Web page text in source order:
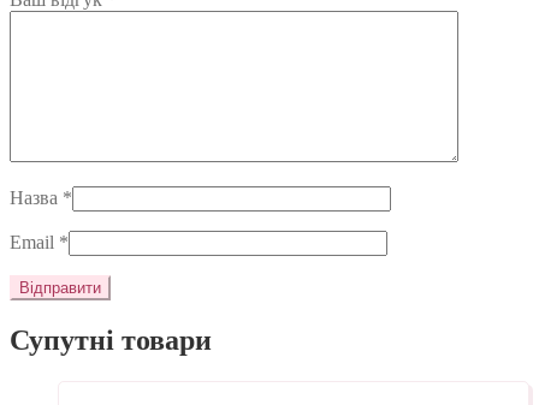
Назва *
Email *
Супутні товари